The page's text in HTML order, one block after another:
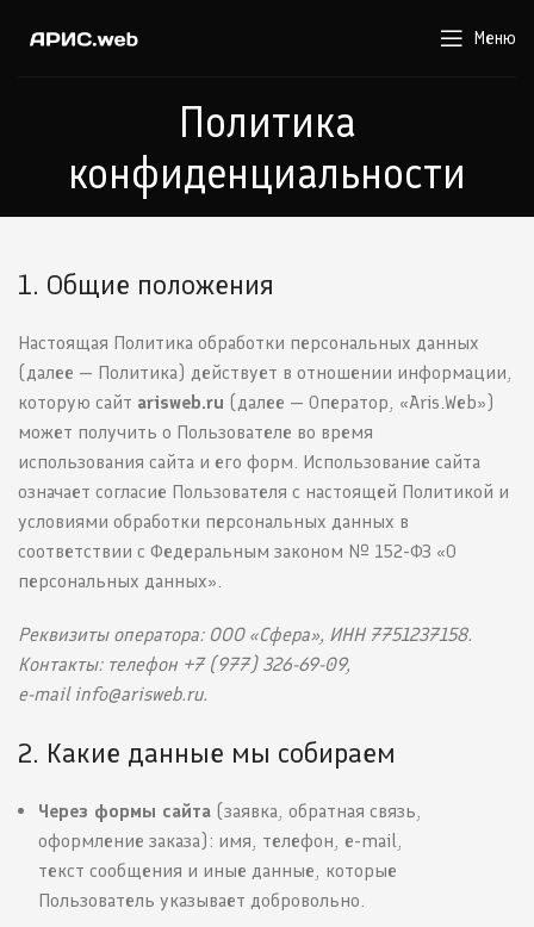
Меню
Политика
конфиденциальности
1. Общие положения
Настоящая Политика обработки персональных данных
(далее — Политика) действует в отношении информации,
которую сайт arisweb.ru (далее — Оператор, «Aris.Web»)
может получить о Пользователе во время
использования сайта и его форм. Использование сайта
означает согласие Пользователя с настоящей Политикой и
условиями обработки персональных данных в
соответствии с Федеральным законом № 152-ФЗ «О
персональных данных».
Реквизиты оператора: ООО «Сфера», ИНН 7751237158.
Контакты: телефон +7 (977) 326-69-09,
e-mail info@arisweb.ru.
2. Какие данные мы собираем
Через формы сайта (заявка, обратная связь,
оформление заказа): имя, телефон, e-mail,
текст сообщения и иные данные, которые
Пользователь указывает добровольно.